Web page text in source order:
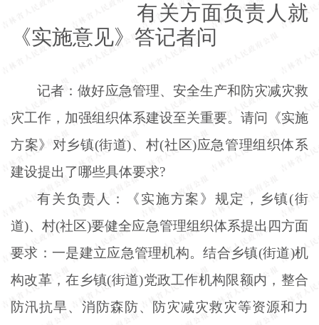
有关方面负责人就
《实施意见》答记者问
记者：做好应急管理、安全生产和防灾减灾救
灾工作，加强组织体系建设至关重要。请问《实施
方案》对乡镇(街道)、村(社区)应急管理组织体系
建设提出了哪些具体要求?
有关负责人：《实施方案》规定，乡镇(街
道)、村(社区)要健全应急管理组织体系提出四方面
要求：一是建立应急管理机构。结合乡镇(街道)机
构改革，在乡镇(街道)党政工作机构限额内，整合
防汛抗旱、消防森防、防灾减灾救灾等资源和力